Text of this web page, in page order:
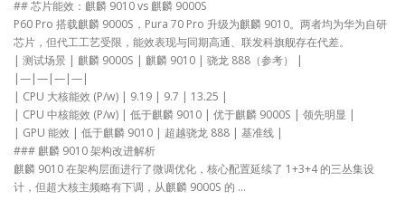
## 芯片能效：麒麟 9010 vs 麒麟 9000S
P60 Pro 搭载麒麟 9000S，Pura 70 Pro 升级为麒麟 9010。两者均为华为自研
芯片，但代工工艺受限，能效表现与同期高通、联发科旗舰存在代差。
| 测试场景 | 麒麟 9000S | 麒麟 9010 | 骁龙 888（参考） |
|—|—|—|—|
| CPU 大核能效 (P/w) | 9.19 | 9.7 | 13.25 |
| CPU 中核能效 (P/w) | 低于麒麟 9010 | 优于麒麟 9000S | 领先明显 |
| GPU 能效 | 低于麒麟 9010 | 超越骁龙 888 | 基准线 |
### 麒麟 9010 架构改进解析
麒麟 9010 在架构层面进行了微调优化，核心配置延续了 1+3+4 的三丛集设
计，但超大核主频略有下调，从麒麟 9000S 的 …